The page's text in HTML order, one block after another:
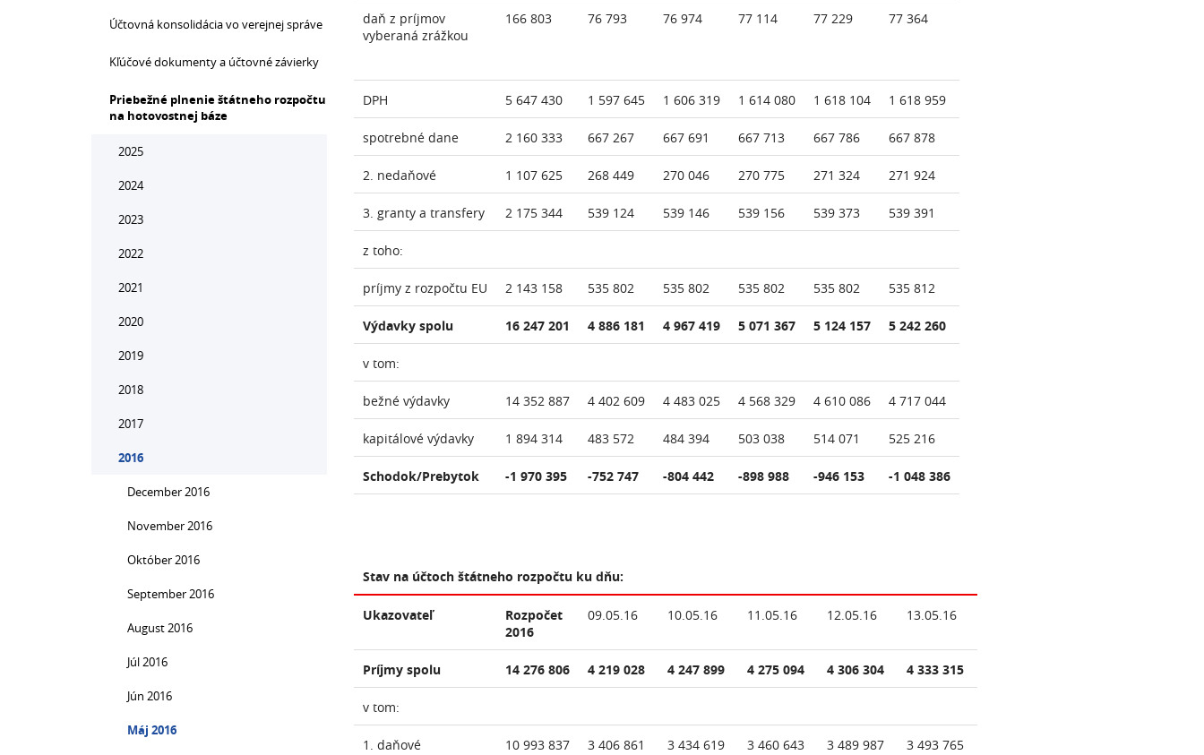
daň z príjmov
vyberaná zrážkou
166 803 76 793 76 974 77 114 77 229 77 364
DPH 5 647 430 1 597 645 1 606 319 1 614 080 1 618 104 1 618 959
spotrebné dane 2 160 333 667 267 667 691 667 713 667 786 667 878
2. nedaňové 1 107 625 268 449 270 046 270 775 271 324 271 924
3. granty a transfery 2 175 344 539 124 539 146 539 156 539 373 539 391
z toho:
príjmy z rozpočtu EU 2 143 158 535 802 535 802 535 802 535 802 535 812
Výdavky spolu 16 247 201 4 886 181 4 967 419 5 071 367 5 124 157 5 242 260
v tom:
bežné výdavky 14 352 887 4 402 609 4 483 025 4 568 329 4 610 086 4 717 044
kapitálové výdavky 1 894 314 483 572 484 394 503 038 514 071 525 216
Schodok/Prebytok -1 970 395 -752 747 -804 442 -898 988 -946 153 -1 048 386
Stav na účtoch štátneho rozpočtu ku dňu:
Ukazovateľ
Rozpočet
2016
09.05.16 10.05.16 11.05.16 12.05.16 13.05.16
Príjmy spolu 14 276 806 4 219 028 4 247 899 4 275 094 4 306 304 4 333 315
v tom:
1. daňové 10 993 837 3 406 861 3 434 619 3 460 643 3 489 987 3 493 765
Účtovná konsolidácia vo verejnej správe
Kľúčové dokumenty a účtovné závierky
Priebežné plnenie štátneho rozpočtu
na hotovostnej báze
2025
2024
2023
2022
2021
2020
2019
2018
2017
2016
December 2016
November 2016
Október 2016
September 2016
August 2016
Júl 2016
Jún 2016
Máj 2016